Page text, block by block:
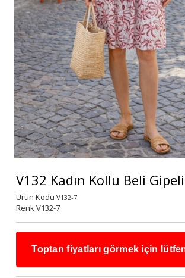
V132 Kadın Kollu Beli
Ürün Kodu V132-7
Renk V132-7
Toptan fiyatları görmek için